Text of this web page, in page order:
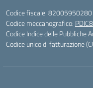
Codice fiscale: 82005950280
Codice meccanografico:
Codice Indice delle
Codice unico di fatturazione